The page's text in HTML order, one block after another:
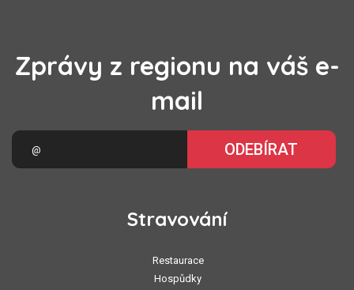
Zprávy z regionu na váš e-
mail
ODEBÍRAT
Stravování
Restaurace
Hospůdky